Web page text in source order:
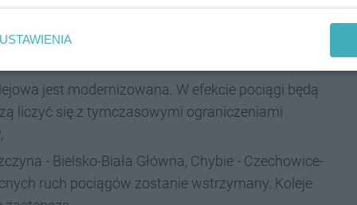
Biała Główna - pociągi będą kursować po jednym
na opisywanej linii prędkość pociągów
jest modernizowana. W efekcie pociągi będą
liczyć się z tymczasowymi ograniczeniami
- Bielsko-Biała Główna, Chybie - Czechowice-
ruch pociągów zostanie wstrzymany. Koleje
USTAWIENIA